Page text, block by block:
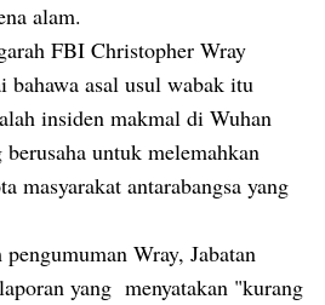
alam.
FBI Christopher Wray
asal usul wabak itu
insiden makmal di Wuhan
untuk melemahkan
masyarakat antarabangsa yang
Wray, Jabatan
yang menyatakan "kurang